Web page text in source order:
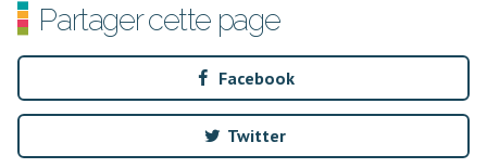
Partager cette page
Facebook
Twitter